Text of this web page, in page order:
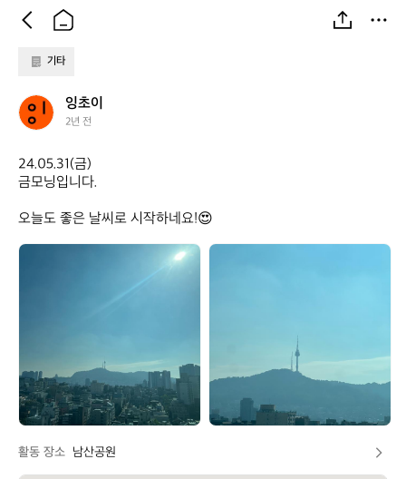
기타
잉
초
잉초이
2년 전
24.05.31(금)
금모닝입니다.
오늘도 좋은 날씨로 시작하네요!😍
잉
잉
활동 장소 남산공원